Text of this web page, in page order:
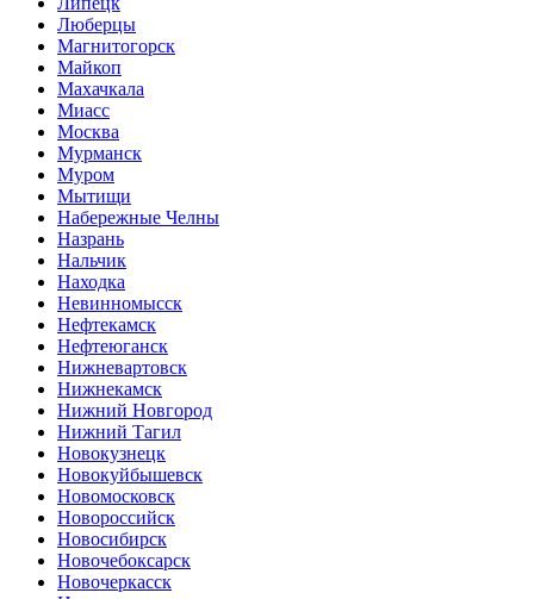
Люберцы
Магнитогорск
Майкоп
Махачкала
Миасс
Москва
Мурманск
Муром
Мытищи
Набережные Челны
Назрань
Нальчик
Находка
Невинномысск
Нефтекамск
Нефтеюганск
Нижневартовск
Нижнекамск
Нижний Новгород
Нижний Тагил
Новокузнецк
Новокуйбышевск
Новомосковск
Новороссийск
Новосибирск
Новочебоксарск
Новочеркасск